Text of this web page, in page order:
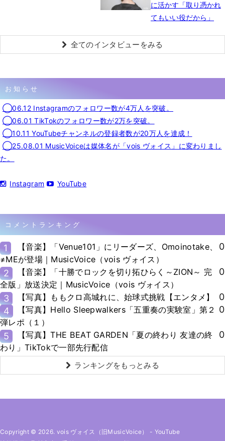
に活かす「取り憑かれ
てもいい役だから」
全てのインタビューをみる
お知らせ
◯06.12 Instagramのフォロワー数が4万人を突破。
◯06.01 TikTokのフォロワー数が2万を突破。
◯10.11 YouTubeチャンネルの登録者数が20万人を達成！
◯25.08.01 MusicVoiceは媒体名が「vois ヴォイス」に変わりまし
た。
Instagram YouTube
コメントランキング
1
【音楽】「Venue101」にリーダーズ、Omoinotake、
≠MEが登場｜MusicVoice（vois ヴォイス）
0
2
【音楽】「十勝でロックを切り拓ひらく～ZION～ 完
全版」放送決定｜MusicVoice（vois ヴォイス）
0
3 【写真】ももクロ高城れに、始球式挑戦【エンタメ】
0
4
【写真】Hello Sleepwalkers「五重奏の実験室」第２
弾レポ（１）
0
5
【写真】THE BEAT GARDEN「夏の終わり 友達の終
わり」TikTokで一部先行配信
0
ランキングをもっとみる
Copyright © 2026. vois ヴォイス（旧MusicVoice） - YouTube